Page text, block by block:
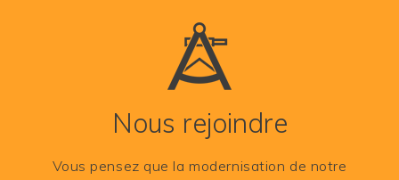
Nous rejoindre
Vous pensez que la modernisation de notre